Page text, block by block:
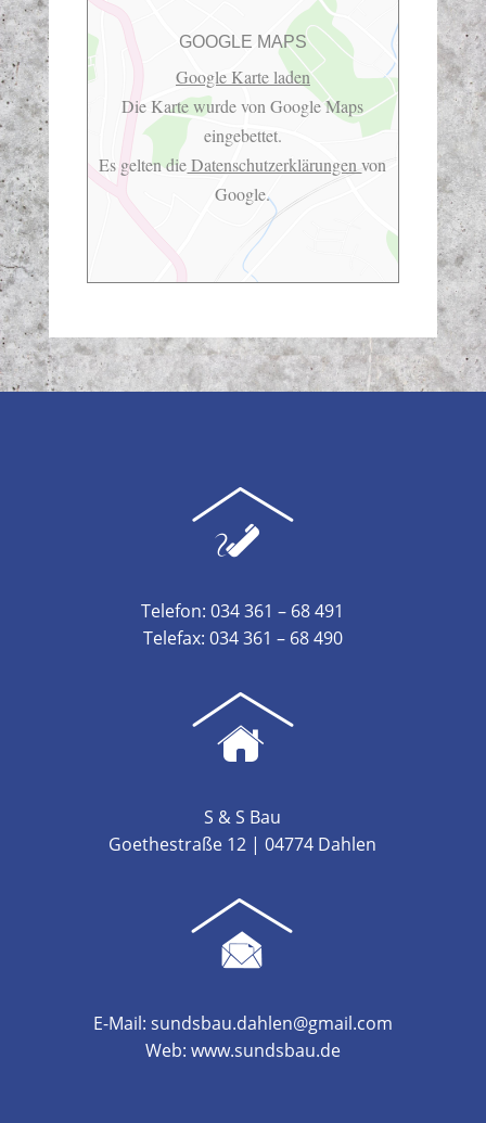
GOOGLE MAPS
Google Karte laden
Die Karte wurde von Google Maps
eingebettet.
Es gelten dieDatenschutzerklärungenvon
Google.
Telefon: 034 361 – 68 491
Telefax: 034 361 – 68 490
S & S Bau
Goethestraße 12 | 04774 Dahlen
E-Mail: sundsbau.dahlen@gmail.com
Web: www.sundsbau.de